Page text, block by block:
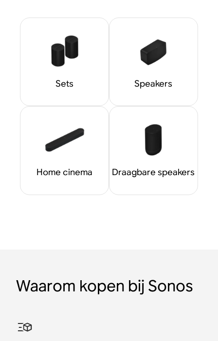
Sets Speakers
Home cinema Draagbare speakers
Waarom kopen bij Sonos